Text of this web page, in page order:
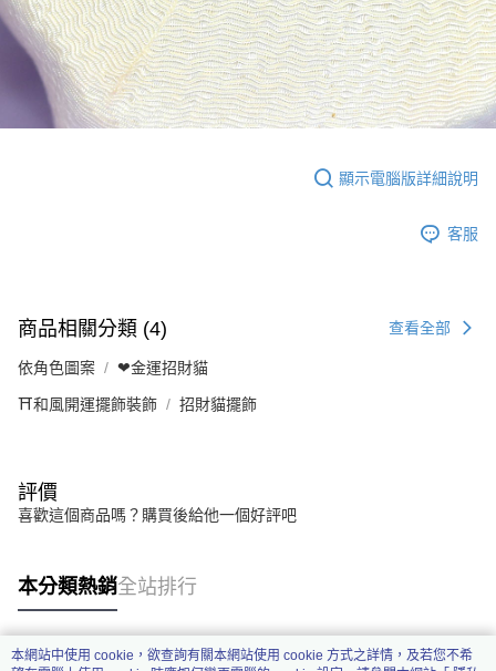
顯示電腦版詳細說明
客服
商品相關分類 (4) 查看全部
依角色圖案 ❤金運招財貓
⛩️和風開運擺飾裝飾 招財貓擺飾
評價
喜歡這個商品嗎？購買後給他一個好評吧
本分類熱銷全站排行
本網站中使用 cookie，欲查詢有關本網站使用 cookie 方式之詳情，及若您不希